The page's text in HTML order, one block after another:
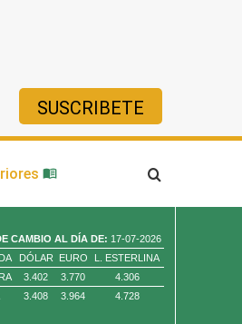
SUSCRIBETE
US $/ Oz. Tr.
CAMBIO AL DÍA DE: 17-07-2026
DÓLAR EURO
L. ESTERLINA
3.402 3.770
4.306
3.408 3.964 4.728